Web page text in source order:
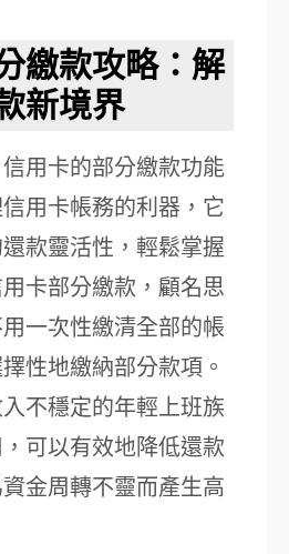
繳款攻略：解
新境界
用卡的部分繳款功能
用卡帳務的利器，它
款靈活性，輕鬆掌握
卡部分繳款，顧名思
一次性繳清全部的帳
性地繳納部分款項。
不穩定的年輕上班族
可以有效地降低還款
金周轉不靈而產生高